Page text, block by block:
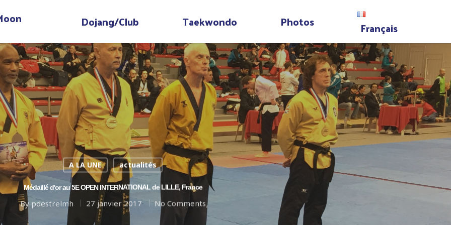
Dojang/Club Taekwondo Photos Français
A LA UNE actualités
Médaillé d'or au 5E OPEN INTERNATIONAL de LILLE, France
By pdestrelmh 27 janvier 2017 No Comments